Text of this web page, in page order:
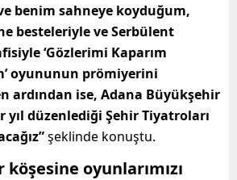
ve benim sahneye koyduğum,
besteleriyle ve Serbülent
‘Gözlerimi Kaparım
oyununun prömiyerini
ardından ise, Adana Büyükşehir
yıl düzenlediği Şehir Tiyatroları
şeklinde konuştu.
köşesine oyunlarımızı